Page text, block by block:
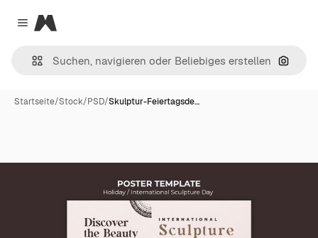
Close menu
Magnific
Nach
Startseite/Stock/PSD/Skulptur-Feiertagsde…